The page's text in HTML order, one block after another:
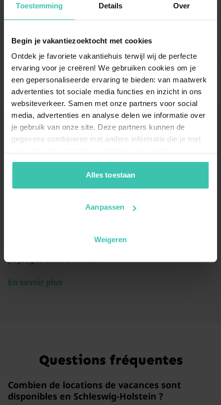
Toestemming Details Over
Begin je vakantiezoektocht met cookies
Ontdek je favoriete vakantiehuis terwijl wij de perfecte
ervaring voor je creëren! We gebruiken cookies om je
een gepersonaliseerde ervaring te bieden: van maatwerk
advertenties tot sociale media functies en inzicht in ons
websiteverkeer. Samen met onze partners voor social
media, advertenties en analyse delen we informatie over
je gebruik van onze site. Deze partners kunnen de
gegevens combineren met andere informatie die je met
van je gebruik van hun diensten. Zo zorgen we ervoor dat
jouw vakantiezoektocht soepel en op maat verloopt!
Alles toestaan
Aanpassen
Weigeren
Hasselberg, Schleswig-Holstein
12 Pers.
341 €moy./nuit
2 387 € moy./semaine
Location de vacances en
Schleswig-Holstein : entre
deux mers
Découvrez le Schleswig-Holstein, une région unique
vous soyez attiré par les marées spectaculaires ou par
hébergements soigneusement sélectionnés vous
paysages côtiers infinis.
En savoir plus
Questions fréquentes
Combien de locations de vacances sont
disponibles en Schleswig-Holstein ?